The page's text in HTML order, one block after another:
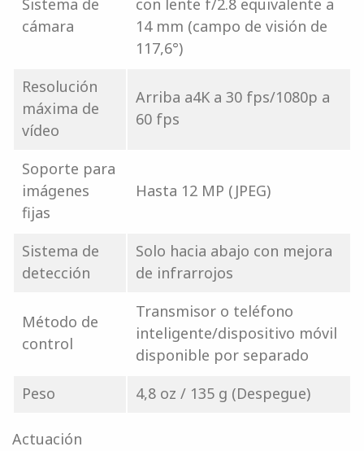
Sistema de
cámara
con lente f/2.8 equivalente a
14 mm (campo de visión de
117,6°)
Resolución
máxima de
vídeo
Arriba a4K a 30 fps/1080p a
60 fps
Soporte para
imágenes
fijas
Hasta 12 MP (JPEG)
Sistema de
detección
Solo hacia abajo con mejora
de infrarrojos
Método de
control
Transmisor o teléfono
inteligente/dispositivo móvil
disponible por separado
Peso
4,8 oz / 135 g (Despegue)
Actuación